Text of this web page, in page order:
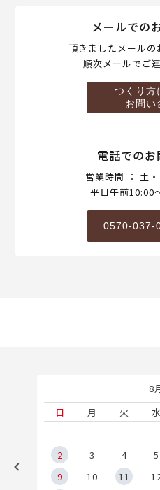
メールでの
頂きましたメールの
順次メールでご
つくり方
お問い
電話での
営業時間 ： 土
平日午前10:00
0570-037-
8
日
月 火 水
2
3 4 5
9
10 11